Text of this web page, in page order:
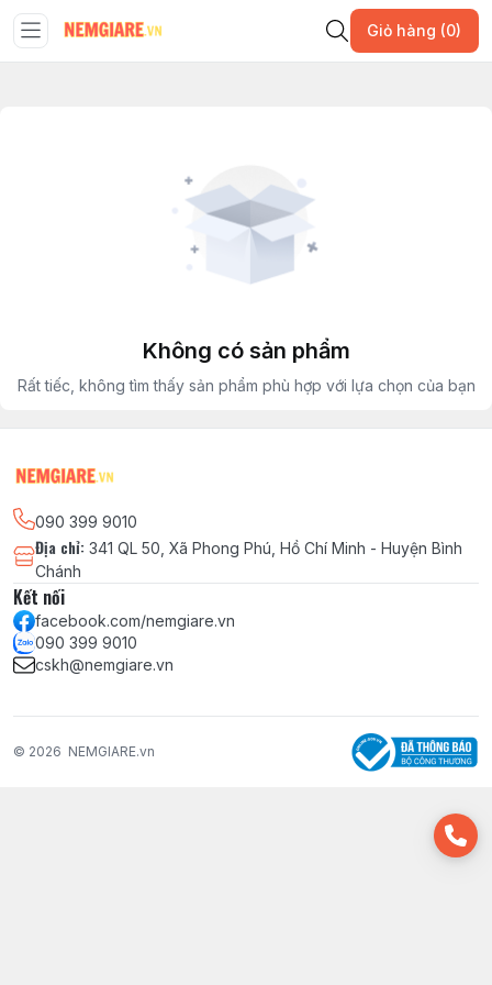
Giỏ hàng (0)
Không có sản phẩm
Rất tiếc, không tìm thấy sản phẩm phù hợp với lựa chọn của bạn
090 399 9010
Địa chỉ: 341 QL 50, Xã Phong Phú, Hồ Chí Minh - Huyện Bình
Chánh
Kết nối
facebook.com/nemgiare.vn
090 399 9010
cskh@nemgiare.vn
© 2026 NEMGIARE.vn